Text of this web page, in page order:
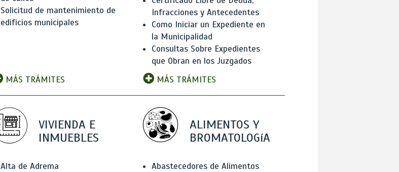
Solicitud de mantenimiento de
edificios municipales
MÁS TRÁMITES
Infracciones y Antecedentes
Como Iniciar un Expediente en
la Municipalidad
Consultas Sobre Expedientes
que Obran en los Juzgados
MÁS TRÁMITES
VIVIENDA E
INMUEBLES
Alta de Adrema
ALIMENTOS Y
BROMATOLOGíA
Abastecedores de Alimentos